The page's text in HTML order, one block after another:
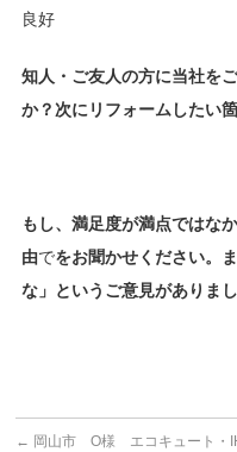
良好
知人・ご友人の方に当社を
か？次にリフォームしたい
もし、満足度が満点ではな
由でをお聞かせください。
な」というご意見がありま
← 岡山市 O様 エコキュート・